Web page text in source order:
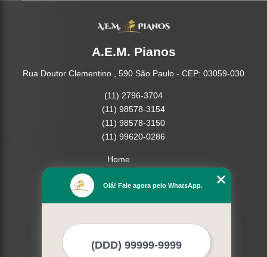
A.E.M. Pianos
Rua Doutor Clementino , 590 São Paulo - CEP: 03059-030
(11) 2796-3704
(11) 98578-3154
(11) 98578-3150
(11) 99620-0286
Home
Missão
Mais Serviços
Olá! Fale agora pelo WhatsApp.